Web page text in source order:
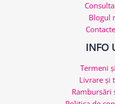
Blogul
INFO
Termeni
Livrare și
Rambursări